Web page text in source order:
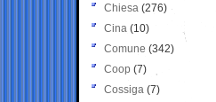
Chiesa (276)
Cina (10)
Comune (342)
Coop (7)
Cossiga (7)